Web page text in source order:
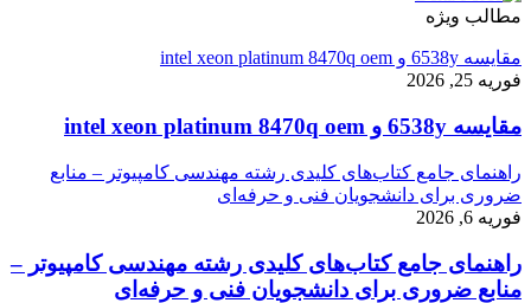
مطالب ویژه
مقایسه 6538y و intel xeon platinum 8470q oem
فوریه 25, 2026
مقایسه 6538y و intel xeon platinum 8470q oem
راهنمای جامع کتاب‌های کلیدی رشته مهندسی کامپیوتر – منابع
ضروری برای دانشجویان فنی و حرفه‌ای
فوریه 6, 2026
راهنمای جامع کتاب‌های کلیدی رشته مهندسی کامپیوتر –
منابع ضروری برای دانشجویان فنی و حرفه‌ای